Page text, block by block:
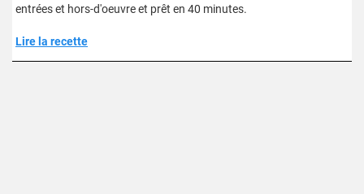
entrées et hors-d'oeuvre et prêt en 40 minutes.
Lire la recette